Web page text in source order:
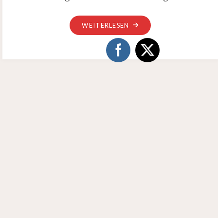
WEITERLESEN „DIE
PONGRATZ-
FESTSPIELE
VON